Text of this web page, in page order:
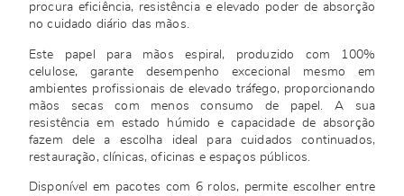
procura eficiência, resistência e elevado poder de absorção
no cuidado diário das mãos.
Este papel para mãos espiral, produzido com 100%
celulose, garante desempenho excecional mesmo em
ambientes profissionais de elevado tráfego, proporcionando
mãos secas com menos consumo de papel. A sua
resistência em estado húmido e capacidade de absorção
fazem dele a escolha ideal para cuidados continuados,
restauração, clínicas, oficinas e espaços públicos.
Disponível em pacotes com 6 rolos, permite escolher entre